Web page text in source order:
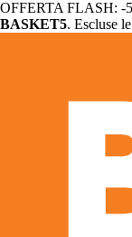
OFFERTA FLASH: -
BASKET5. Escluse